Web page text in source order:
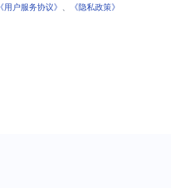
《用户服务协议》 、 《隐私政策》